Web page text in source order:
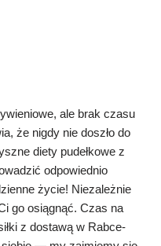
ale brak czasu
że nigdy nie doszło do
diety pudełkowe z
odpowiednio
życie! Niezależnie
go osiągnąć. Czas na
z dostawą w Rabce-